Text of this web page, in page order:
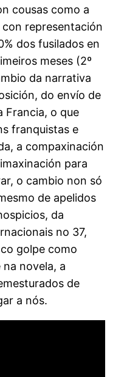
cousas como a
representación
dos fusilados en
meses (2º
da narrativa
do envío de
Francia, o que
franquistas e
a compaxinación
para
o cambio non só
de apelidos
da
no 37,
golpe como
novela, a
de
a nós.